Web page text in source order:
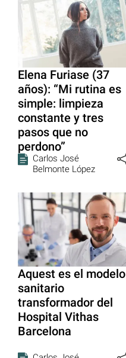
Elena Furiase (37
años): “Mi rutina es
simple: limpieza
constante y tres
pasos que no
perdono”
Carlos José
Belmonte López
Aquest es el modelo
sanitario
transformador del
Hospital Vithas
Barcelona